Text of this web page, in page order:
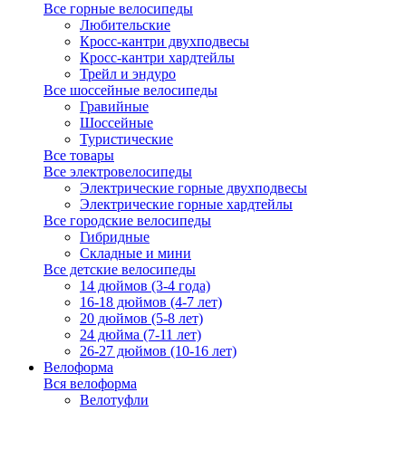
Все горные велосипеды
Любительские
Кросс-кантри двухподвесы
Кросс-кантри хардтейлы
Трейл и эндуро
Все шоссейные велосипеды
Гравийные
Шоссейные
Туристические
Все товары
Все электровелосипеды
Электрические горные двухподвесы
Электрические горные хардтейлы
Все городские велосипеды
Гибридные
Складные и мини
Все детские велосипеды
14 дюймов (3-4 года)
16-18 дюймов (4-7 лет)
20 дюймов (5-8 лет)
24 дюйма (7-11 лет)
26-27 дюймов (10-16 лет)
Велоформа
Вся велоформа
Велотуфли